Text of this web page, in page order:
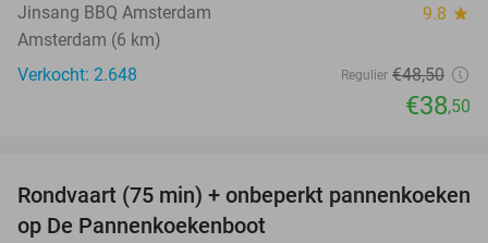
Jinsang BBQ Amsterdam 9.8 star
Amsterdam (6 km)
Verkocht: 2.648
Regulier €48,50
€38,50
30%
Rondvaart (75 min) + onbeperkt pannenkoeken
op De Pannenkoekenboot